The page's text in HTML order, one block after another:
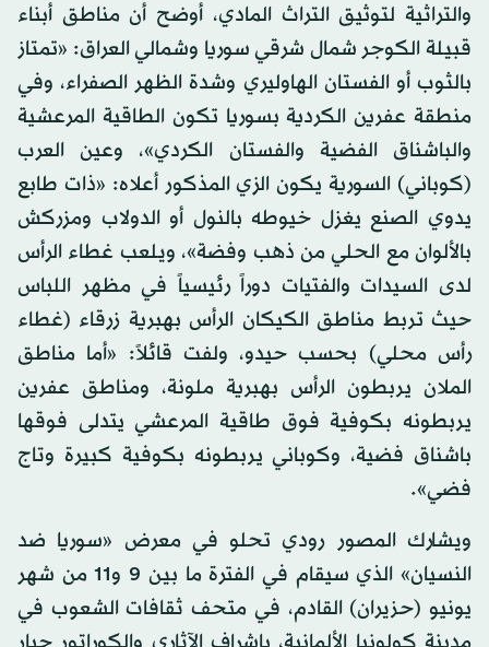
والتراثية لتوثيق التراث المادي، أوضح أن مناطق أبناء
قبيلة الكوجر شمال شرقي سوريا وشمالي العراق: «تمتاز
بالثوب أو الفستان الهاوليري وشدة الظهر الصفراء، وفي
منطقة عفرين الكردية بسوريا تكون الطاقية المرعشية
والباشناق الفضية والفستان الكردي»، وعين العرب
(كوباني) السورية يكون الزي المذكور أعلاه: «ذات طابع
يدوي الصنع يغزل خيوطه بالنول أو الدولاب ومزركش
بالألوان مع الحلي من ذهب وفضة»، ويلعب غطاء الرأس
لدى السيدات والفتيات دوراً رئيسياً في مظهر اللباس
حيث تربط مناطق الكيكان الرأس بهبرية زرقاء (غطاء
رأس محلي) بحسب حيدو، ولفت قائلاً: «أما مناطق
الملان يربطون الرأس بهبرية ملونة، ومناطق عفرين
يربطونه بكوفية فوق طاقية المرعشي يتدلى فوقها
باشناق فضية، وكوباني يربطونه بكوفية كبيرة وتاج
فضي».
ويشارك المصور رودي تحلو في معرض «سوريا ضد
النسيان» الذي سيقام في الفترة ما بين 9 و11 من شهر
يونيو (حزيران) القادم، في متحف ثقافات الشعوب في